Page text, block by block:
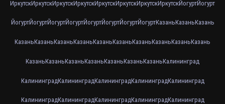
ИркутскИркутскИркутскИркутскИркутскИркутскИркутскИркутскЙогуртЙогурт
ЙогуртЙогуртЙогуртЙогуртЙогуртЙогуртЙогуртЙогуртКазаньКазаньКазань
КазаньКазаньКазаньКазаньКазаньКазаньКазаньКазаньКазаньКазань
КазаньКазаньКазаньКазаньКазаньКазаньКазаньКалининград
КалининградКалининградКалининградКалининградКалининград
КалининградКалининградКалининградКалининградКалининград